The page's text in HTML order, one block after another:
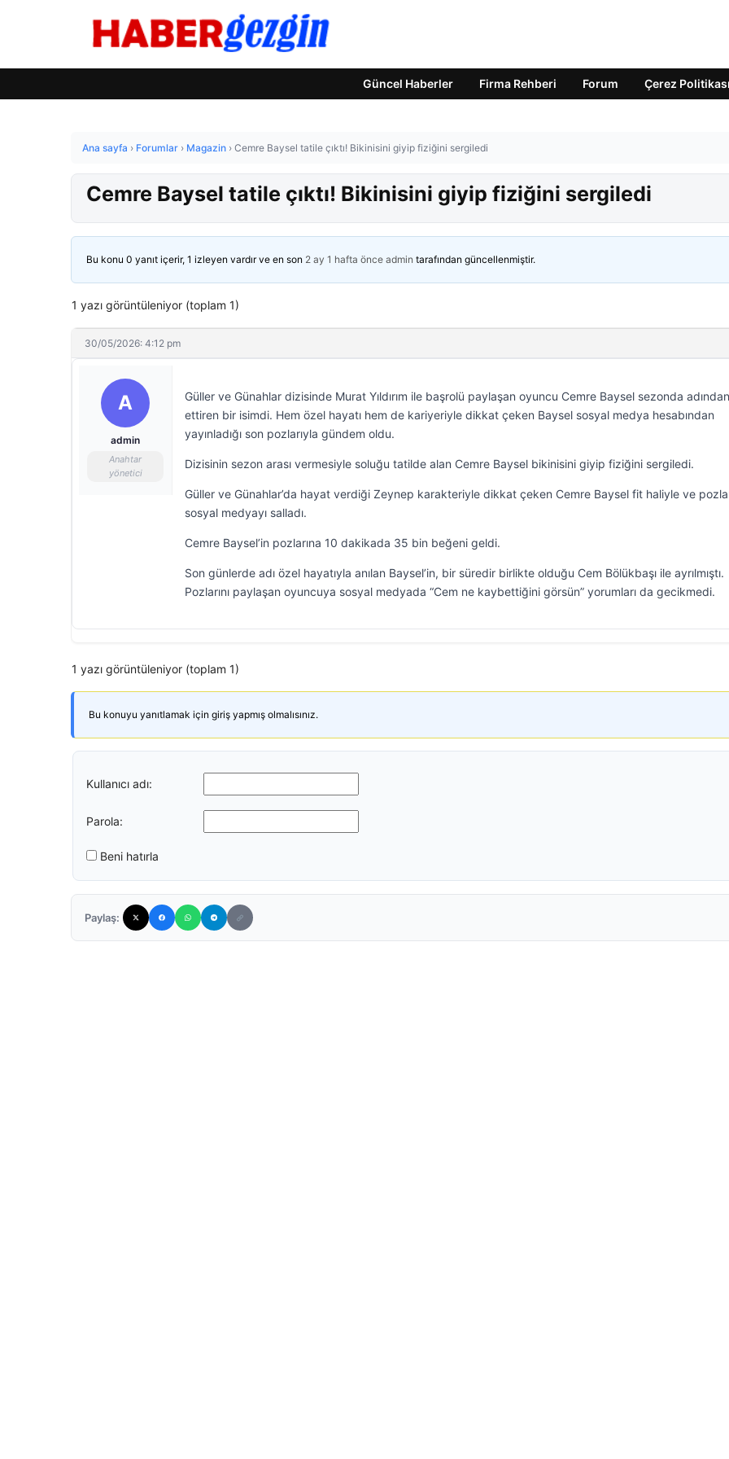
Güncel Haberler Firma Rehberi Forum Çerez Politikası
Ana sayfa › Forumlar › Magazin › Cemre Baysel tatile çıktı! Bikinisini giyip fiziğini sergiledi
Cemre Baysel tatile çıktı! Bikinisini giyip fiziğini sergiledi
Bu konu 0 yanıt içerir, 1 izleyen vardır ve en son 2 ay 1 hafta önce admin tarafından güncellenmiştir.
1 yazı görüntüleniyor (toplam 1)
30/05/2026: 4:12 pm
A
admin
Anahtar
yönetici
Güller ve Günahlar dizisinde Murat Yıldırım ile başrolü paylaşan oyuncu Cemre Baysel sezonda
ettiren bir isimdi. Hem özel hayatı hem de kariyeriyle dikkat çeken Baysel sosyal medya hesabından
yayınladığı son pozlarıyla gündem oldu.
Dizisinin sezon arası vermesiyle soluğu tatilde alan Cemre Baysel bikinisini giyip fiziğini sergiledi.
Güller ve Günahlar’da hayat verdiği Zeynep karakteriyle dikkat çeken Cemre Baysel fit haliyle ve
sosyal medyayı salladı.
Cemre Baysel’in pozlarına 10 dakikada 35 bin beğeni geldi.
Son günlerde adı özel hayatıyla anılan Baysel’in, bir süredir birlikte olduğu Cem Bölükbaşı ile ayrılmıştı.
Pozlarını paylaşan oyuncuya sosyal medyada “Cem ne kaybettiğini görsün” yorumları da gecikmedi.
1 yazı görüntüleniyor (toplam 1)
Bu konuyu yanıtlamak için giriş yapmış olmalısınız.
Kullanıcı adı:
Parola:
Beni hatırla
Paylaş: